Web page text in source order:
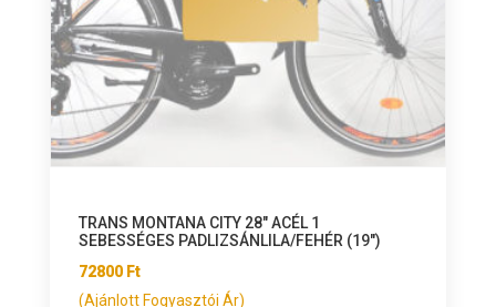
TRANS MONTANA CITY 28″ ACÉL 1
SEBESSÉGES PADLIZSÁNLILA/FEHÉR (19″)
72800 Ft
(Ajánlott Fogyasztói Ár)